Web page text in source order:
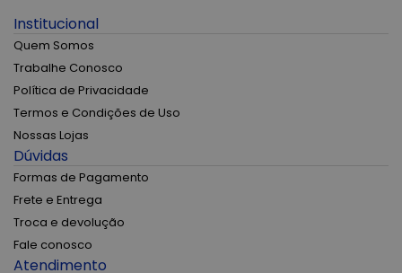
Institucional
Quem Somos
Trabalhe Conosco
Política de Privacidade
Termos e Condições de Uso
Nossas Lojas
Dúvidas
Formas de Pagamento
Frete e Entrega
Troca e devolução
Fale conosco
Atendimento